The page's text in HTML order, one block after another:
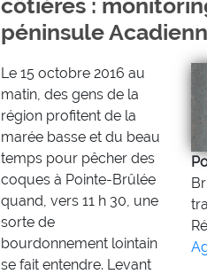
péninsule
Le 15 octobre 2016 au
matin, des gens de la
région profitent de la
marée basse et du beau
temps pour pêcher des
coques à Pointe-Brûlée
quand, vers 11 h 30, une
sorte de
bourdonnement lointain
se fait entendre. Levant